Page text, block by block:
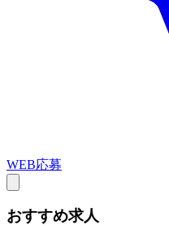
WEB応募
おすすめ求人